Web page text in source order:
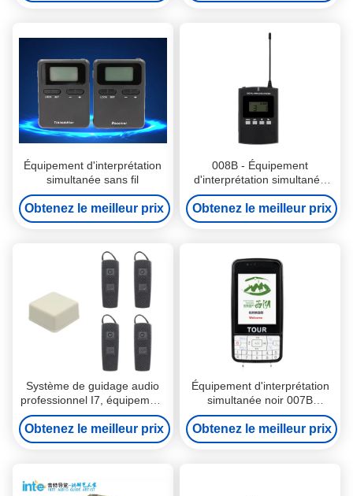
Équipement d'interprétation
simultanée sans fil
Obtenez le meilleur prix
008B - Équipement
d'interprétation simultanée
directionnelle Système de
guide de visite sans fil Guide
de visite à double sens
Obtenez le meilleur prix
Système de guidage audio
professionnel I7, équipement
d' interprétation de
conférence.
Obtenez le meilleur prix
Équipement d'interprétation
simultanée noir 007B
Appareil de guidage audio à
induction automatique
Obtenez le meilleur prix